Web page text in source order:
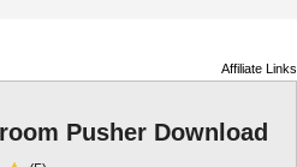
Affiliate Links
Pusher Download